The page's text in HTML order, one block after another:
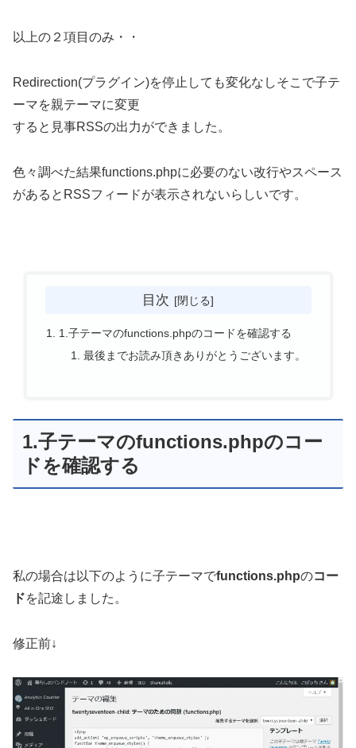
以上の２項目のみ・・
Redirection(プラグイン)を停止しても変化なしそこで子テ
ーマを親テーマに変更
すると見事RSSの出力ができました。
色々調べた結果functions.phpに必要のない改行やスペース
があるとRSSフィードが表示されないらしいです。
目次
1.子テーマのfunctions.phpのコードを確認する
最後までお読み頂きありがとうございます。
1.子テーマのfunctions.phpのコー
ドを確認する
私の場合は以下のように子テーマでfunctions.phpのコー
ドを記途しました。
修正前↓